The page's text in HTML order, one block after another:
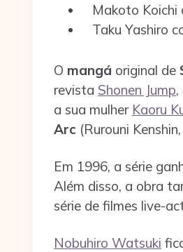
Makoto Koichi
Taku Yashiro
O mangá original de
revista Shonen Jump
a sua mulher Kaoru
Arc (Rurouni
Em 1996, a série
Além disso, a obra
série de filmes live-
Nobuhiro Watsuki